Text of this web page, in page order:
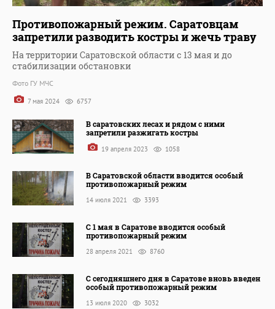
Противопожарный режим. Саратовцам
запретили разводить костры и жечь траву
На территории Саратовской области с 13 мая и до
стабилизации обстановки
Фото ГУ МЧС
7 мая 2024 6757
В саратовских лесах и рядом с ними
запретили разжигать костры
19 апреля 2023 1058
В Саратовской области вводится особый
противопожарный режим
14 июля 2021 3393
С 1 мая в Саратове вводится особый
противопожарный режим
28 апреля 2021 8760
С сегодняшнего дня в Саратове вновь введен
особый противопожарный режим
13 июля 2020 3032